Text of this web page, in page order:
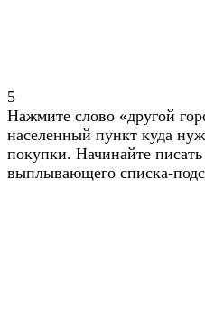
5
Нажмите слово «другой
населенный пункт куда
покупки. Начинайте
выплывающего списка-